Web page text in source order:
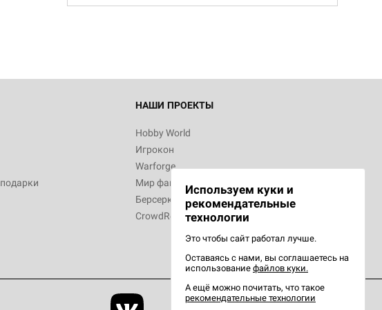
НАШИ ПРОЕКТЫ
Hobby World
Игрокон
Warforge
Мир фантастики
Берсерк
CrowdRepublic
Используем куки и
рекомендательные
технологии
Это чтобы сайт работал лучше.
Оставаясь с нами, вы соглашаетесь на
использование файлов куки.
А ещё можно почитать, что такое
рекомендательные технологии
тревога
Hobby World Сумерки
редакция: Грозовой
"Борей"